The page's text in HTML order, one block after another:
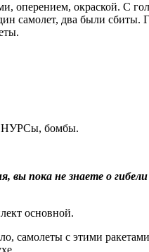
оперением, окраской. С
самолет, два были сбиты.
НУРСы, бомбы.
вы пока не знаете о
основной.
самолеты с этими